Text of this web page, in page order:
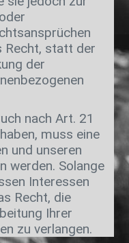
Recht, statt der
der
nach Art. 21
muss eine
und unseren
werden. Solange
Interessen
Recht, die
Ihrer
zu verlangen.